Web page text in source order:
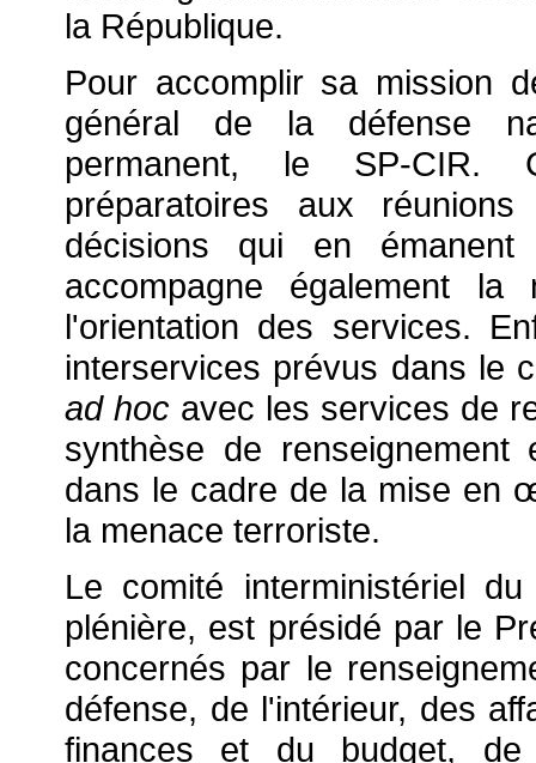
la République.
Pour accomplir sa mission
général de la défense
permanent, le SP-CIR.
préparatoires aux
décisions qui en
accompagne également
l'orientation des services.
interservices prévus dans le
ad hoc avec les services de
synthèse de renseignement
dans le cadre de la mise en
la menace terroriste.
Le comité interministériel
plénière, est présidé par le
concernés par le
défense, de l'intérieur, des
finances et du budget,